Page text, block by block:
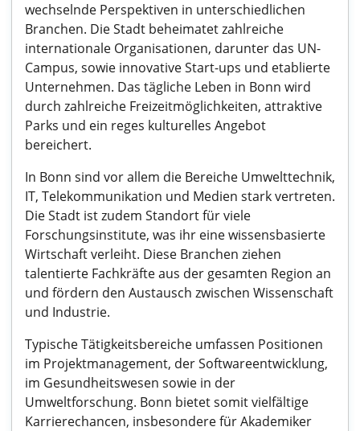
wechselnde Perspektiven in unterschiedlichen
Branchen. Die Stadt beheimatet zahlreiche
internationale Organisationen, darunter das UN-
Campus, sowie innovative Start-ups und etablierte
Unternehmen. Das tägliche Leben in Bonn wird
durch zahlreiche Freizeitmöglichkeiten, attraktive
Parks und ein reges kulturelles Angebot
bereichert.
In Bonn sind vor allem die Bereiche Umwelttechnik,
IT, Telekommunikation und Medien stark vertreten.
Die Stadt ist zudem Standort für viele
Forschungsinstitute, was ihr eine wissensbasierte
Wirtschaft verleiht. Diese Branchen ziehen
talentierte Fachkräfte aus der gesamten Region an
und fördern den Austausch zwischen Wissenschaft
und Industrie.
Typische Tätigkeitsbereiche umfassen Positionen
im Projektmanagement, der Softwareentwicklung,
im Gesundheitswesen sowie in der
Umweltforschung. Bonn bietet somit vielfältige
Karrierechancen, insbesondere für Akademiker